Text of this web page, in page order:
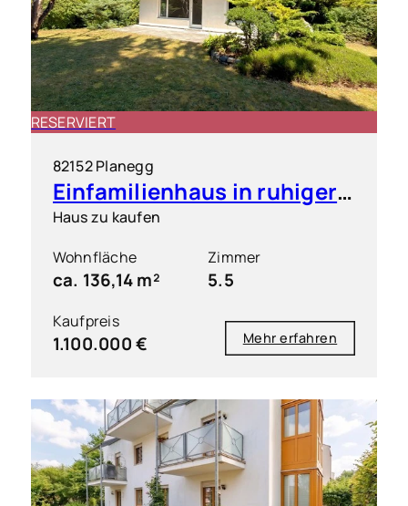
RESERVIERT
82152 Planegg
Einfamilienhaus in ruhiger & grüner Toplage
Haus zu kaufen
Wohnfläche
ca. 136,14 m²
Zimmer
5.5
Kaufpreis
1.100.000 € Mehr erfahren